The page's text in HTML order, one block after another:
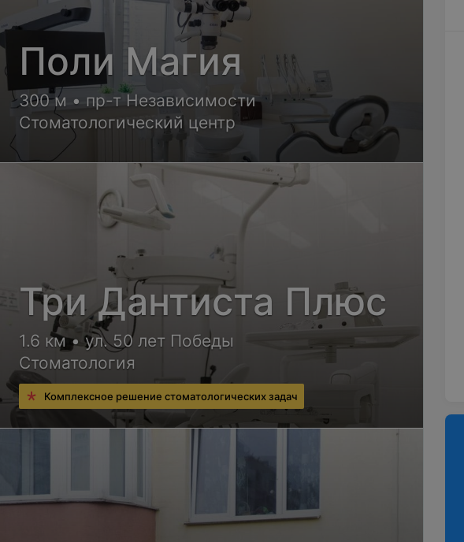
Поли Магия
300 м • пр-т Независимости
Стоматологический центр
Три Дантиста Плюс
1.6 км • ул. 50 лет Победы
Стоматология
Комплексное решение стоматологических задач